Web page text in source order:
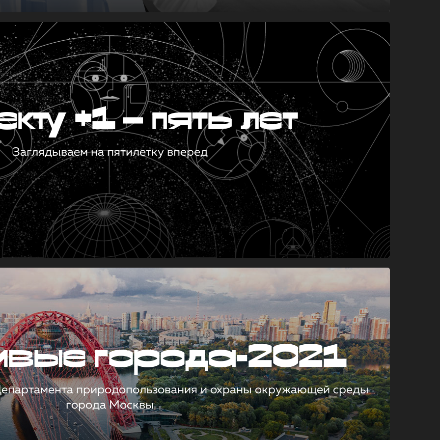
+1 — пять лет
Заглядываем на пятилетку вперед
города-2021
природопользования и охраны окружающей среды
города Москвы